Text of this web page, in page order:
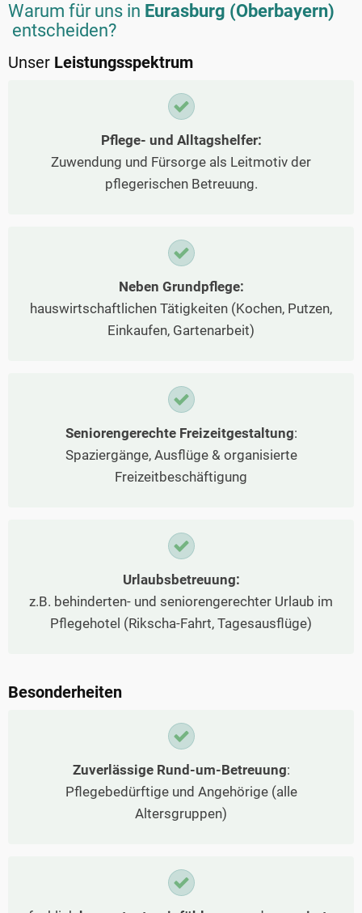
Warum für uns in Eurasburg (Oberbayern)
entscheiden?
Unser Leistungsspektrum
Pflege- und Alltagshelfer:
Zuwendung und Fürsorge als Leitmotiv der
pflegerischen Betreuung.
Neben Grundpflege:
hauswirtschaftlichen Tätigkeiten (Kochen, Putzen,
Einkaufen, Gartenarbeit)
Seniorengerechte Freizeitgestaltung:
Spaziergänge, Ausflüge & organisierte
Freizeitbeschäftigung
Urlaubsbetreuung:
z.B. behinderten- und seniorengerechter Urlaub im
Pflegehotel (Rikscha-Fahrt, Tagesausflüge)
Besonderheiten
Zuverlässige Rund-um-Betreuung:
Pflegebedürftige und Angehörige (alle
Altersgruppen)